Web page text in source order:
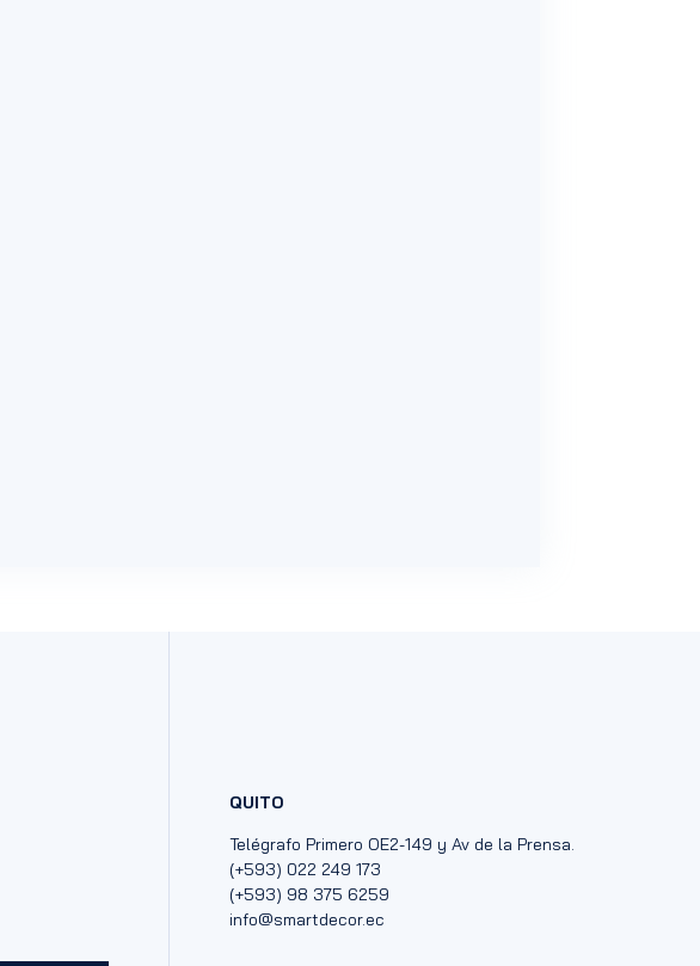
QUITO
Telégrafo Primero OE2-149 y Av de la Prensa.
(+593) 022 249 173
(+593) 98 375 6259
info@smartdecor.ec